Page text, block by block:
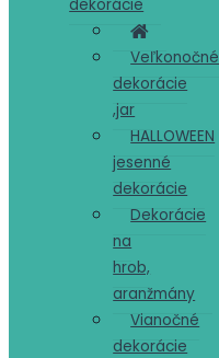
dekorácie
Veľkonočné
dekorácie
,jar
HALLOWEEN
jesenné
dekorácie
Dekorácie
na
hrob,
aranžmány
Vianočné
dekorácie